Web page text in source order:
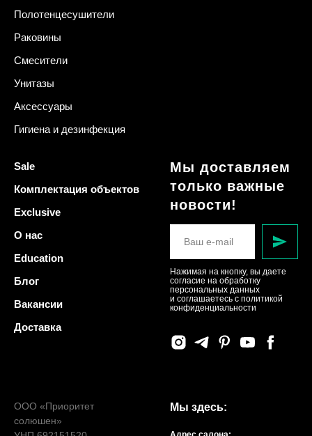
Полотенцесушители
Раковины
Смесители
Унитазы
Аксессуары
Гигиена и дезинфекция
Sale
Комплектация объектов
Exclusive
О нас
Education
Блог
Вакансии
Доставка
Мы доставляем
только важные
новости!
Нажимая на кнопку, вы даете
согласие на обработку
персональных данных
и соглашаетесь c политикой
конфиденциальности
ООО «Приоритет
солюшен»
Мы здесь: